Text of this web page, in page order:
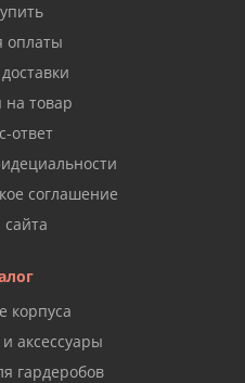
оплаты
на товар
ответ
соглашение
сайта
корпуса
аксессуары
гардеробов